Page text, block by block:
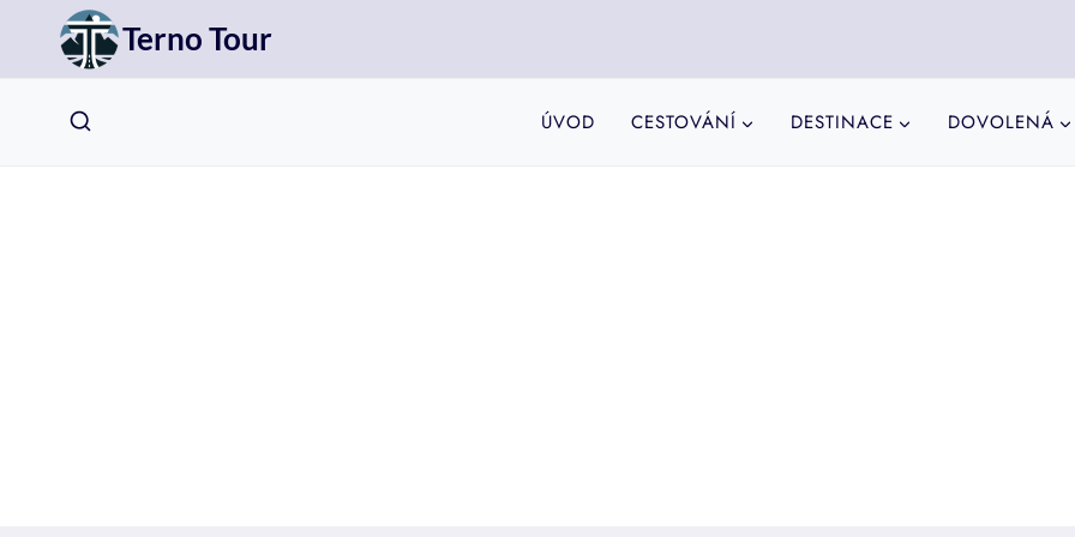
Přeskočit
obsah
Terno Tour
ÚVOD CESTOVÁNÍ DESTINACE DOVOLENÁ